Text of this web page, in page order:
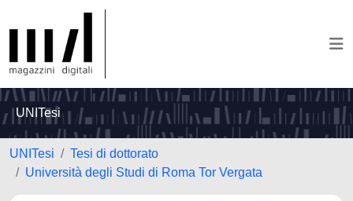
UNITesi
UNITesi
Tesi di dottorato
Università degli Studi di Roma Tor Vergata